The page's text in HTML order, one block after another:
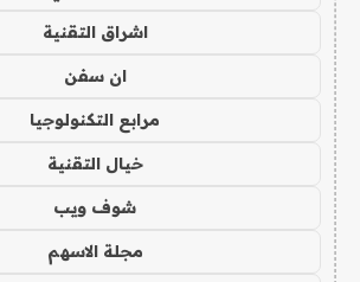
اشراق التقنية
ان سفن
مرابع التكنولوجيا
خيال التقنية
شوف ويب
مجلة الاسهم